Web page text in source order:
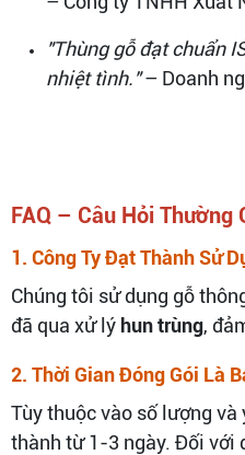
"Thùng gỗ đạt chuẩn
nhiệt tình."– Doanh
FAQ – Câu Hỏi Thường
1. Công Ty Đạt Thành Sử
Chúng tôi sử dụng gỗ
đã qua xử lý hun trùng,
2. Thời Gian Đóng Gói Là
Tùy thuộc vào số lượng và
thành từ 1-3 ngày. Đối với